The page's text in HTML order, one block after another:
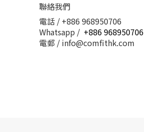
聯絡我們
電話 / +886 968950706
Whatsapp / +886 968950706
電郵 / info@comfithk.com